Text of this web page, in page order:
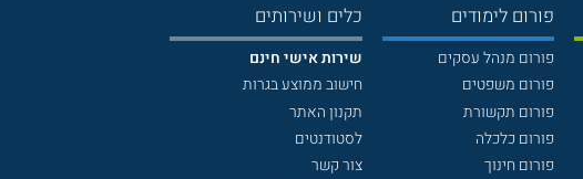
פורום לימודים
פורום מנהל עסקים
פורום משפטים
פורום תקשורת
פורום כלכלה
פורום חינוך
כלים ושירותים
שירות אישי חינם
חישוב ממוצע בגרות
תקנון האתר
לסטודנטים
צור קשר